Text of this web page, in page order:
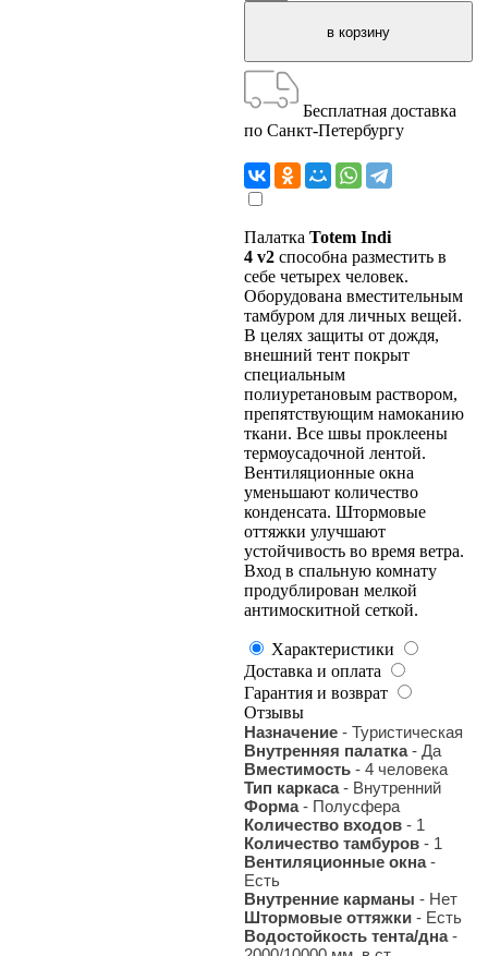
Бесплатная доставка
по Санкт-Петербургу
Палатка Totem Indi
4 v2 способна разместить в
себе четырех человек.
Оборудована вместительным
тамбуром для личных вещей.
В целях защиты от дождя,
внешний тент покрыт
специальным
полиуретановым раствором,
препятствующим намоканию
ткани. Все швы проклеены
термоусадочной лентой.
Вентиляционные окна
уменьшают количество
конденсата. Штормовые
оттяжки улучшают
устойчивость во время ветра.
Вход в спальную комнату
продублирован мелкой
антимоскитной сеткой.
Характеристики
Доставка и оплата
Гарантия и возврат
Отзывы
Назначение - Туристическая
Внутренняя палатка- Да
Вместимость - 4 человека
Тип каркаса- Внутренний
Форма- Полусфера
Количество входов - 1
Количество тамбуров - 1
Вентиляционные окна-
Есть
Внутренние карманы - Нет
Штормовые оттяжки - Есть
Водостойкость тента/дна-